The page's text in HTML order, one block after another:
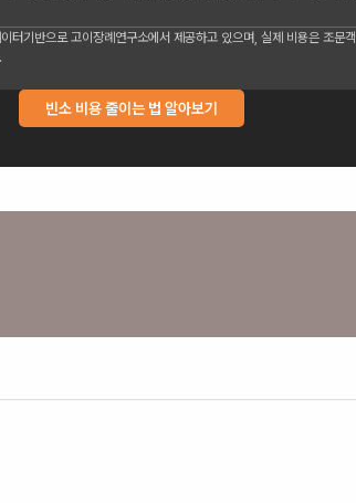
터기반으로 고이장례연구소에서 제공하고 있으며, 실제 비용은 조문
빈소 비용 줄이는 법 알아보기